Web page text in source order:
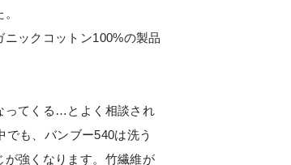
ックコットン100%の製品
ってくる…とよく相談され
も、バンブー540は洗う
強くなります。竹繊維が